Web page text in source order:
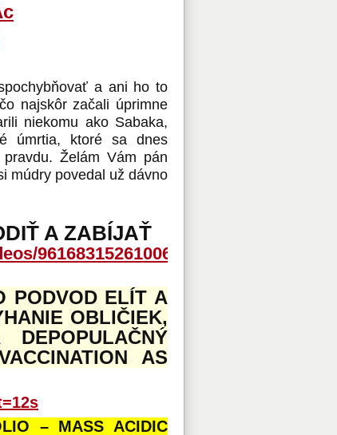
a ani ho to
najskôr začali úprimne
niekomu ako Sabaka,
úmrtia, ktoré sa dnes
Želám Vám pán
múdry povedal už dávno
A ZABÍJAŤ
961683152610069/?
PODVOD ELÍT A
OBLIČIEK,
AS
– MASS ACIDIC